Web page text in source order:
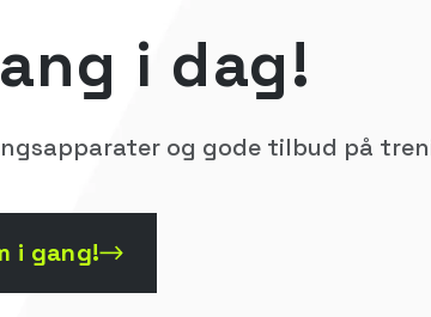
i dag!
og gode tilbud på
i gang!